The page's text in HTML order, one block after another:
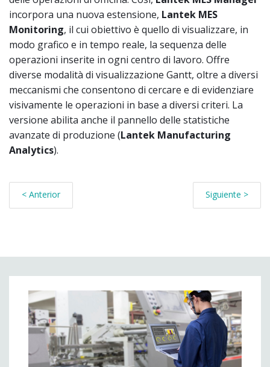
incorpora una nuova estensione, Lantek MES
Monitoring, il cui obiettivo è quello di visualizzare, in
modo grafico e in tempo reale, la sequenza delle
operazioni inserite in ogni centro di lavoro. Offre
diverse modalità di visualizzazione Gantt, oltre a diversi
meccanismi che consentono di cercare e di evidenziare
visivamente le operazioni in base a diversi criteri. La
versione abilita anche il pannello delle statistiche
avanzate di produzione (Lantek Manufacturing
Analytics).
< Anterior Siguiente >